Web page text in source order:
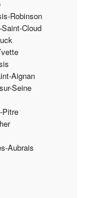
Robinson
Cloud
Aignan
Seine
Pitre
Aubrais